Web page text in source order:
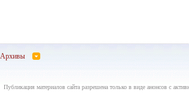
Архивы
Публикация материалов сайта разрешена только в виде анонсов с